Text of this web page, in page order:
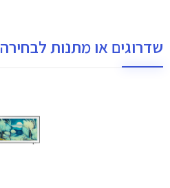
שדרוגים או מתנות לבחירה